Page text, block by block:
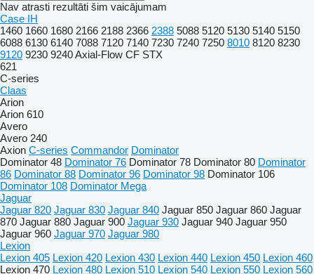
Nav atrasti rezultāti šim vaicājumam
Case IH
1460 1660 1680 2166 2188 2366 2388 5088 5120 5130 5140 5150
6088 6130 6140 7088 7120 7140 7230 7240 7250 8010 8120 8230
9120 9230 9240Axial-Flow CF STX
621
C-series
Claas
Arion
Arion 610
Avero
Avero 240
Axion C-series Commandor Dominator
Dominator 48 Dominator 76 Dominator 78 Dominator 80 Dominator
86 Dominator 88 Dominator 96 Dominator 98 Dominator 106
Dominator 108 Dominator Mega
Jaguar
Jaguar 820 Jaguar 830 Jaguar 840 Jaguar 850 Jaguar 860 Jaguar
870 Jaguar 880 Jaguar 900 Jaguar 930 Jaguar 940 Jaguar 950
Jaguar 960 Jaguar 970 Jaguar 980
Lexion
Lexion 405 Lexion 420 Lexion 430 Lexion 440 Lexion 450 Lexion 460
Lexion 470 Lexion 480 Lexion 510 Lexion 540 Lexion 550 Lexion 560